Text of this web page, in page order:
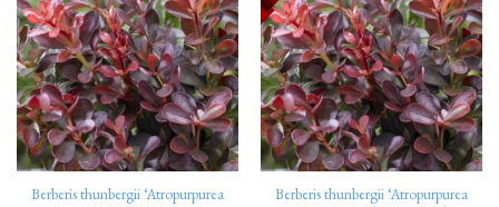
Berberis thunbergii ‘Atropurpurea
Berberis thunbergii ‘Atropurpurea